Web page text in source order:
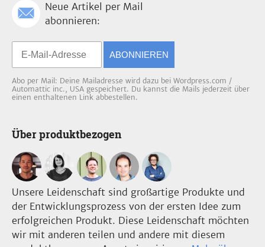
Neue Artikel per Mail
abonnieren:
ABONNIEREN
Abo per Mail: Deine Mailadresse wird dazu bei Wordpress.com /
Automattic inc., USA gespeichert. Du kannst die Mails jederzeit über
einen enthaltenen Link abbestellen.
Über produktbezogen
Unsere Leidenschaft sind großartige Produkte und
der Entwicklungsprozess von der ersten Idee zum
erfolgreichen Produkt. Diese Leidenschaft möchten
wir mit anderen teilen und andere mit diesem